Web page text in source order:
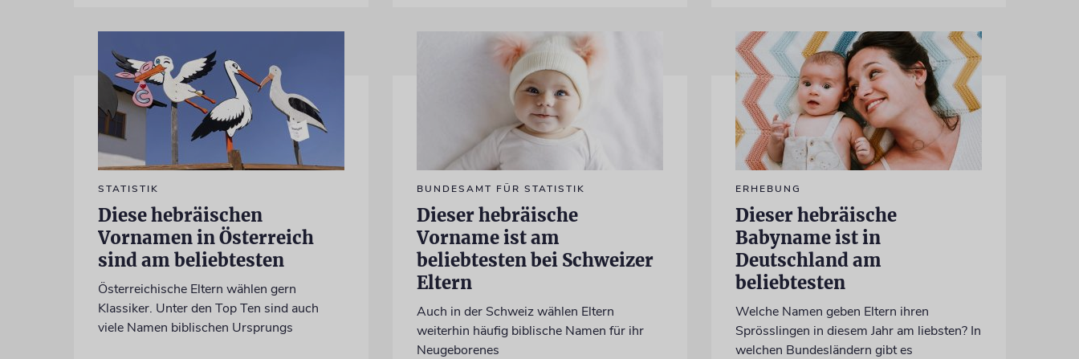
STATISTIK
Diese hebräischen
Vornamen in Österreich
sind am beliebtesten
Österreichische Eltern wählen gern
Klassiker. Unter den Top Ten sind auch
viele Namen biblischen Ursprungs
BUNDESAMT FÜR STATISTIK
Dieser hebräische
Vorname ist am
beliebtesten bei Schweizer
Eltern
Auch in der Schweiz wählen Eltern
weiterhin häufig biblische Namen für ihr
Neugeborenes
ERHEBUNG
Dieser hebräische
Babyname ist in
Deutschland am
beliebtesten
Welche Namen geben Eltern ihren
Sprösslingen in diesem Jahr am liebsten? In
welchen Bundesländern gibt es